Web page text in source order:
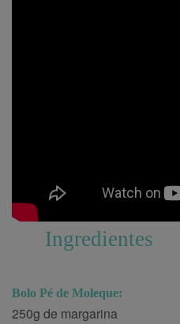
Ingredientes
Bolo Pé de Moleque:
250g de margarina